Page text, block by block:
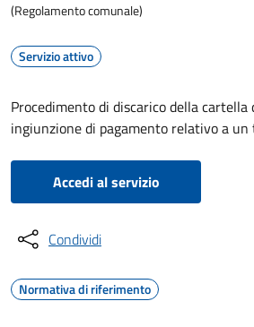
(Regolamento comunale)
Servizio attivo
Procedimento di discarico della cartella
ingiunzione di pagamento relativo a
Accedi al servizio
Condividi
Normativa di riferimento